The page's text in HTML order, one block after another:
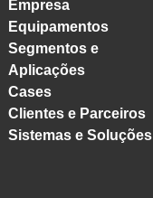
Empresa
Equipamentos
Segmentos e
Aplicações
Cases
Clientes e Parceiros
Sistemas e Soluções